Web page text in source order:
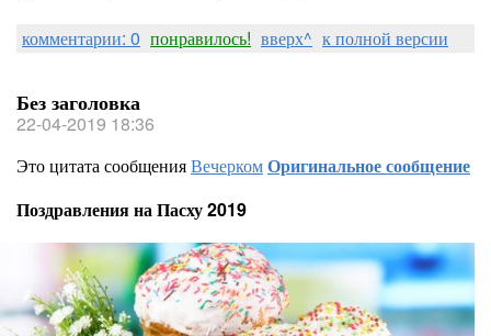
комментарии: 0 понравилось! вверх^ к полной версии
Без заголовка
22-04-2019 18:36
Это цитата сообщенияВечеркомОригинальное сообщение
Поздравления на Пасху 2019